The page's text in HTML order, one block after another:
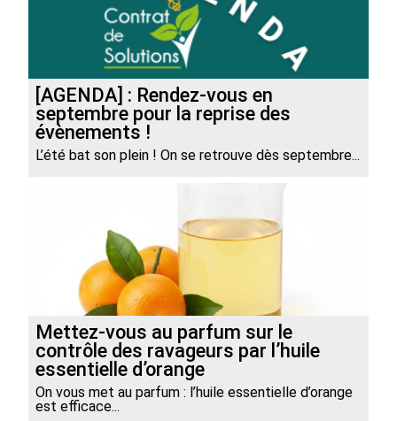
[AGENDA] : Rendez-vous en
septembre pour la reprise des
évènements !
L’été bat son plein ! On se retrouve dès septembre...
Mettez-vous au parfum sur le
contrôle des ravageurs par l’huile
essentielle d’orange
On vous met au parfum : l’huile essentielle d’orange
est efficace...